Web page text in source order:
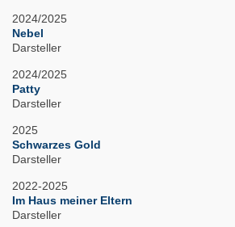
2024/2025
Nebel
Darsteller
2024/2025
Patty
Darsteller
2025
Schwarzes Gold
Darsteller
2022-2025
Im Haus meiner Eltern
Darsteller